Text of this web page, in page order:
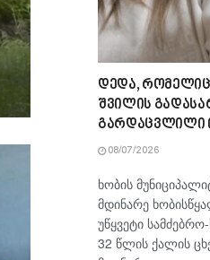
დედა,
შვილის
გარდაცვლილი
08/07/2026
ხობის
მდინარე
უწყვეტი
32 წლის ქალის